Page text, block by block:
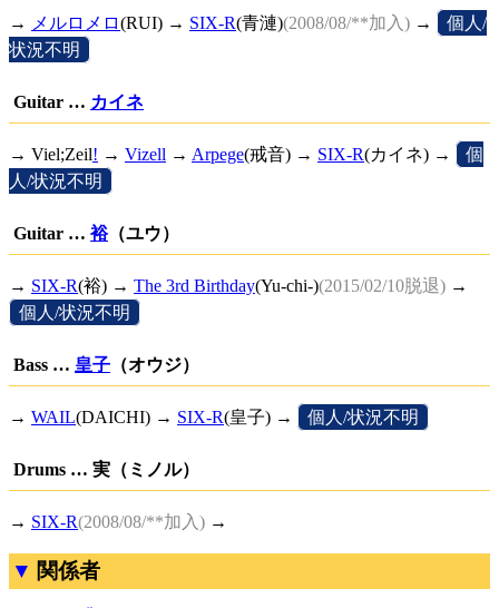
→ メルロメロ(RUI) → SIX-R(青漣)(2008/08/**加入) →
個人/
状況不明
Guitar … カイネ
→ Viel;Zeil! → Vizell → Arpege(戒音) → SIX-R(カイネ) →
個
人/状況不明
Guitar … 裕（ユウ）
→ SIX-R(裕) → The 3rd Birthday(Yu-chi-)(2015/02/10脱退) →
個人/状況不明
Bass … 皇子 （オウジ）
→ WAIL(DAICHI) → SIX-R(皇子) → 個人/状況不明
Drums … 実（ミノル）
→ SIX-R(2008/08/**加入) →
関係者